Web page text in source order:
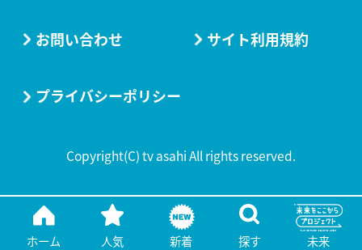
ホーム 人気 新着 探す 未来
お問い合わせ サイト利用規約
プライバシーポリシー
Copyright(C) tv asahi All rights reserved.